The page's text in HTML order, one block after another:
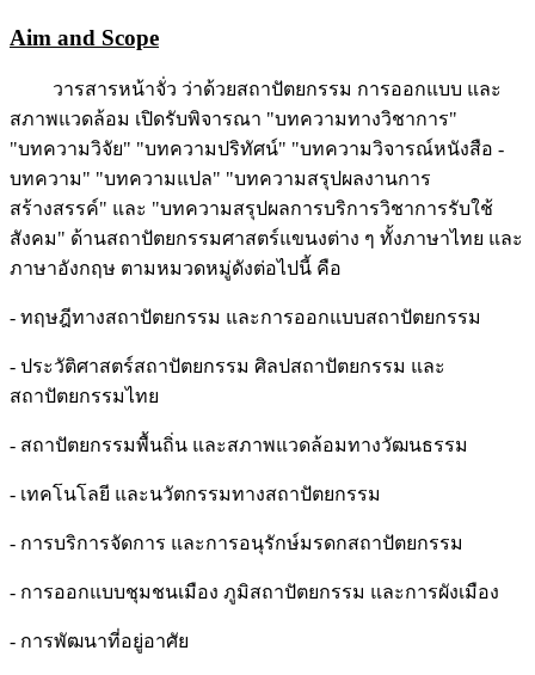
Aim and Scope
วารสารหน้าจั่ว ว่าด้วยสถาปัตยกรรม การออกแบบ และ
สภาพแวดล้อม เปิดรับพิจารณา "บทความทางวิชาการ"
"บทความวิจัย" "บทความปริทัศน์" "บทความวิจารณ์หนังสือ -
บทความ" "บทความแปล" "บทความสรุปผลงานการ
สร้างสรรค์" และ "บทความสรุปผลการบริการวิชาการรับใช้
สังคม" ด้านสถาปัตยกรรมศาสตร์แขนงต่าง ๆ ทั้งภาษาไทย และ
ภาษาอังกฤษ ตามหมวดหมู่ดังต่อไปนี้ คือ
- ทฤษฎีทางสถาปัตยกรรม และการออกแบบสถาปัตยกรรม
- ประวัติศาสตร์สถาปัตยกรรม ศิลปสถาปัตยกรรม และ
สถาปัตยกรรมไทย
- สถาปัตยกรรมพื้นถิ่น และสภาพแวดล้อมทางวัฒนธรรม
- เทคโนโลยี และนวัตกรรมทางสถาปัตยกรรม
- การบริการจัดการ และการอนุรักษ์มรดกสถาปัตยกรรม
- การออกแบบชุมชนเมือง ภูมิสถาปัตยกรรม และการผังเมือง
- การพัฒนาที่อยู่อาศัย